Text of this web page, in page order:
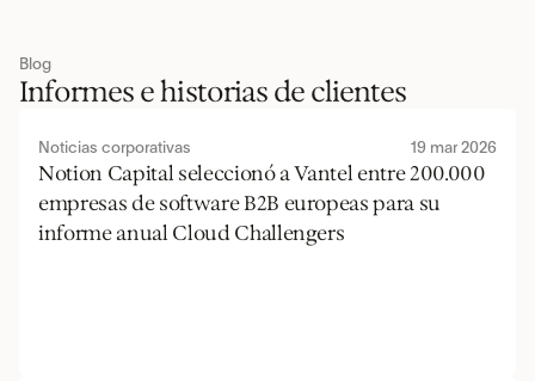
Blog
Informes e historias de clientes
Noticias corporativas 19 mar 2026
Notion Capital seleccionó a Vantel entre 200.000
empresas de software B2B europeas para su
informe anual Cloud Challengers